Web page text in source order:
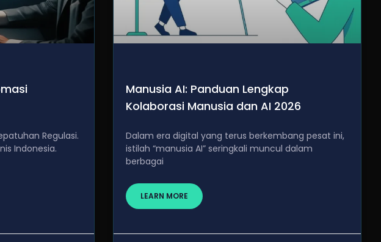
Regulasi.
Indonesia.
Manusia AI: Panduan Lengkap
Kolaborasi Manusia dan AI 2026
Dalam era digital yang terus berkembang pesat ini,
istilah “manusia AI” seringkali muncul dalam
berbagai
LEARN MORE